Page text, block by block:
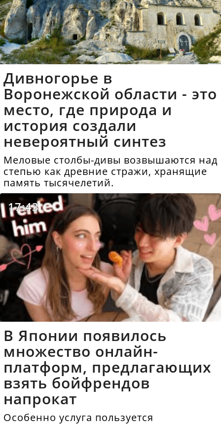
Дивногорье в
Воронежской области - это
место, где природа и
история создали
невероятный синтез
Меловые столбы-дивы возвышаются над
степью как древние стражи, хранящие
память тысячелетий.
17:43
В Японии появилось
множество онлайн-
платформ, предлагающих
взять бойфрендов
напрокат
Особенно услуга пользуется